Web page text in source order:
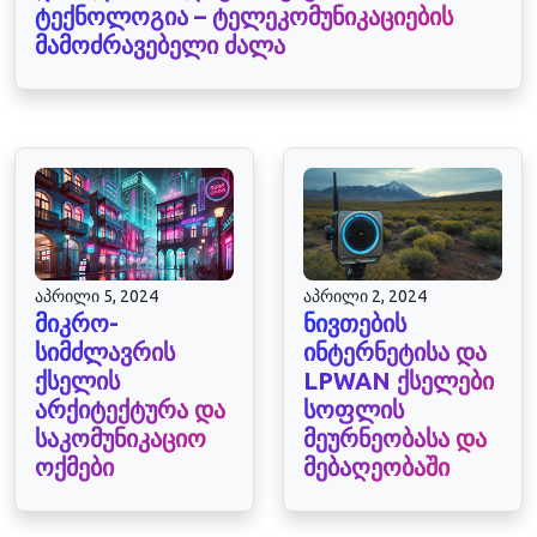
ტექნოლოგია – ტელეკომუნიკაციების
მამოძრავებელი ძალა
აპრილი 5, 2024
მიკრო-
სიმძლავრის
ქსელის
არქიტექტურა და
საკომუნიკაციო
ოქმები
აპრილი 2, 2024
ნივთების
ინტერნეტისა და
LPWAN ქსელები
სოფლის
მეურნეობასა და
მებაღეობაში